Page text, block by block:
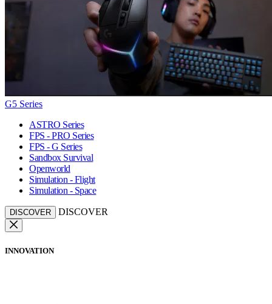
G5 Series
ASTRO Series
FPS - PRO Series
FPS - G Series
Sandbox Survival
Openworld
Simulation - Flight
Simulation - Space
DISCOVER DISCOVER
INNOVATION